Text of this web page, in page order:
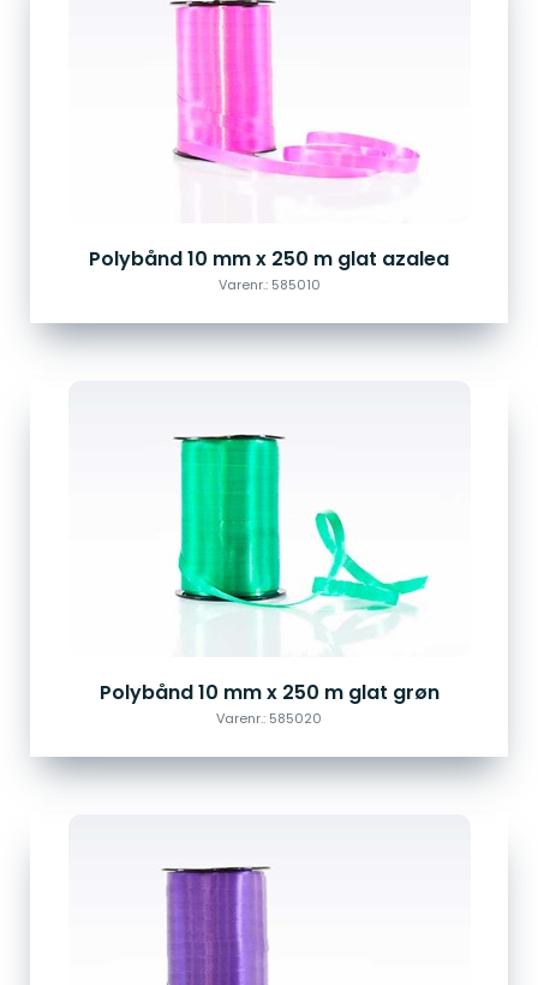
Polybånd 10 mm x 250 m glat azalea
Varenr.: 585010
Polybånd 10 mm x 250 m glat grøn
Varenr.: 585020